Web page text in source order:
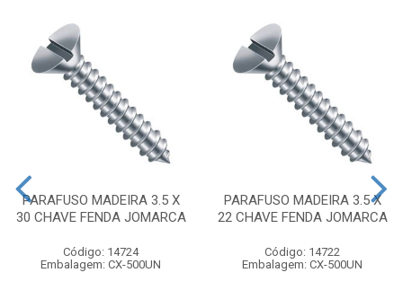
PARAFUSO MADEIRA 3.5 X
30 CHAVE FENDA JOMARCA
Código: 14724
Embalagem: CX-500UN
PARAFUSO MADEIRA 3.5 X
22 CHAVE FENDA JOMARCA
Código: 14722
Embalagem: CX-500UN